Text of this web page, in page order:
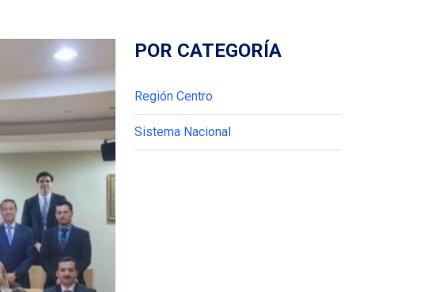
POR CATEGORÍA
Región Centro
Sistema Nacional